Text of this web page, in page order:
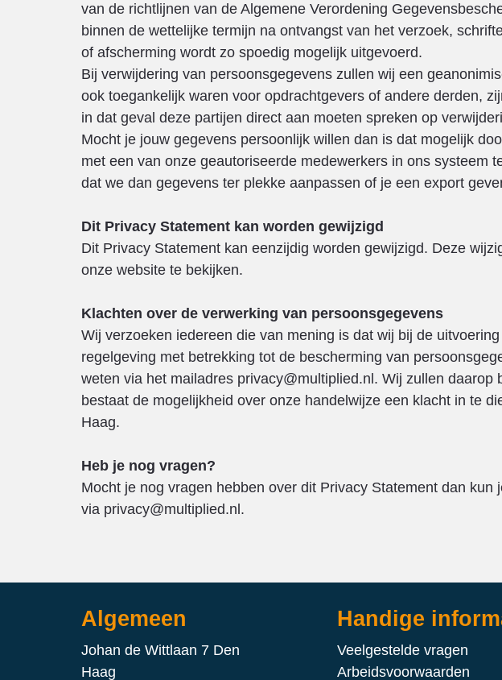
van de richtlijnen van de Algemene Verordening
binnen de wettelijke termijn na ontvangst van het verzoek,
of afscherming wordt zo spoedig mogelijk uitgevoerd.
Bij verwijdering van persoonsgegevens zullen wij een
ook toegankelijk waren voor opdrachtgevers of andere derden,
in dat geval deze partijen direct aan moeten spreken op
Mocht je jouw gegevens persoonlijk willen dan is dat mogelijk
met een van onze geautoriseerde medewerkers in ons systeem
dat we dan gegevens ter plekke aanpassen of je een export
Dit Privacy Statement kan worden gewijzigd
Dit Privacy Statement kan eenzijdig worden gewijzigd. Deze
onze website te bekijken.
Klachten over de verwerking van persoonsgegevens
Wij verzoeken iedereen die van mening is dat wij bij de
regelgeving met betrekking tot de bescherming van
weten via het mailadres privacy@multiplied.nl. Wij zullen
bestaat de mogelijkheid over onze handelwijze een klacht in te
Haag.
Heb je nog vragen?
Mocht je nog vragen hebben over dit Privacy Statement dan
via privacy@multiplied.nl.
Algemeen
Johan de Wittlaan 7 Den
Haag
Handige
Veelgestelde vragen
Arbeidsvoorwaarden